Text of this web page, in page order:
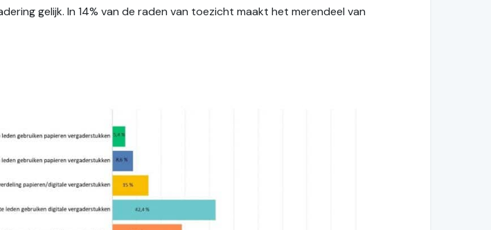
gelijk. In 14% van de raden van toezicht maakt het merendeel van